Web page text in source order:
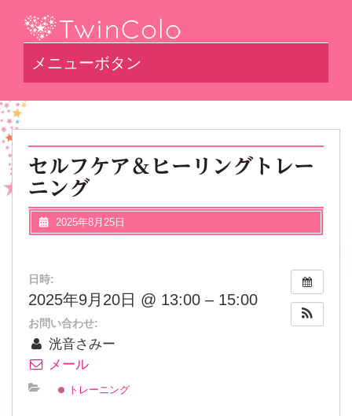
メニューボタン
セルフケア＆ヒーリングトレー
ニング
2025年8月25日
日時:
2025年9月20日 @ 13:00 – 15:00
お問い合わせ:
洸音さみー
メール
トレーニング